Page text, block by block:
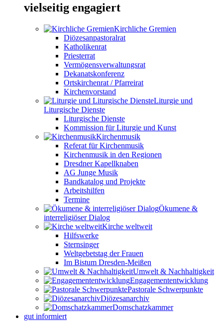
vielseitig engagiert
Kirchliche Gremien
Diözesanpastoralrat
Katholikenrat
Priesterrat
Vermögensverwaltungsrat
Dekanatskonferenz
Ortskirchenrat / Pfarreirat
Kirchenvorstand
Liturgie und
Liturgische Dienste
Liturgische Dienste
Kommission für Liturgie und Kunst
Kirchenmusik
Referat für Kirchenmusik
Kirchenmusik in den Regionen
Dresdner Kapellknaben
AG Junge Musik
Bandkatalog und Projekte
Arbeitshilfen
Termine
Ökumene &
interreligiöser Dialog
Kirche weltweit
Hilfswerke
Sternsinger
Weltgebetstag der Frauen
Im Bistum Dresden-Meißen
Umwelt & Nachhaltigkeit
Engagemententwicklung
Pastorale Schwerpunkte
Diözesanarchiv
Domschatzkammer
gut informiert